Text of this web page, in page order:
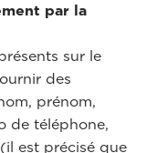
par la
sur le
des
prénom,
de téléphone,
est précisé que